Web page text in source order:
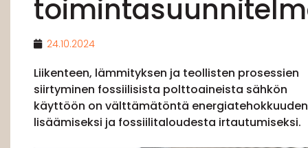
24.10.2024
Liikenteen, lämmityksen ja teollisten prosessien
siirtyminen fossiilisista polttoaineista sähkön
käyttöön on välttämätöntä energiatehokkuuden
lisäämiseksi ja fossiilitaloudesta irtautumiseksi.